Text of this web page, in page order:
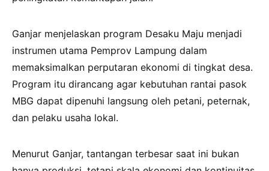
Ganjar menjelaskan program Desaku Maju menjadi
instrumen utama Pemprov Lampung dalam
memaksimalkan perputaran ekonomi di tingkat desa.
Program itu dirancang agar kebutuhan rantai pasok
MBG dapat dipenuhi langsung oleh petani, peternak,
dan pelaku usaha lokal.
Menurut Ganjar, tantangan terbesar saat ini bukan